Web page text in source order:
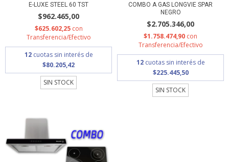
E-LUXE STEEL 60 TST
$962.465,00
$625.602,25 con
Transferencia/Efectivo
12 cuotas sin interés de
$80.205,42
SIN STOCK
COMBO A GAS LONGVIE SPAR
NEGRO
$2.705.346,00
$1.758.474,90 con
Transferencia/Efectivo
12 cuotas sin interés de
$225.445,50
SIN STOCK